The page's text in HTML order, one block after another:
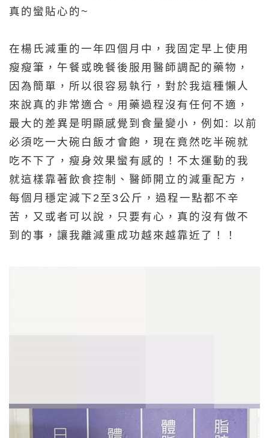
真的蠻貼心的~
在楊氏減重的一年四個月中，我固定早上使用
瘦瘦筆，午餐或晚餐後服用醫師調配的藥物，
因為簡單，所以很容易執行，對於我這種懶人
來說真的非常適合。用藥過程沒有任何不適，
最大的差異是明顯感覺到食量變小，例如: 以前
必須吃一大碗白飯才會飽，現在竟然吃半碗就
吃不下了，瘦身效果蠻有感的！不太運動的我
就這樣靠著飲食控制、醫師開立的減重配方，
每個月穩定減下2至3公斤，過程一點都不辛
苦，又或者可以說，只要有心，真的沒有做不
到的事，讓我離減重成功越來越靠近了！！